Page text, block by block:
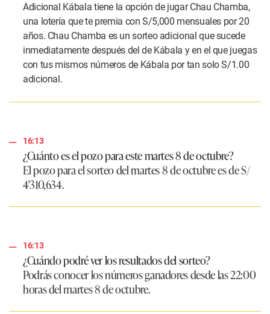
Adicional Kábala tiene la opción de jugar Chau Chamba,
una lotería que te premia con S/5,000 mensuales por 20
años. Chau Chamba es un sorteo adicional que sucede
inmediatamente después del de Kábala y en el que juegas
con tus mismos números de Kábala por tan solo S/1.00
adicional.
16:13
¿Cuánto es el pozo para este martes 8 de octubre?
El pozo para el sorteo del martes 8 de octubre es de S/
4'310,634.
16:13
¿Cuándo podré ver los resultados del sorteo?
Podrás conocer los números ganadores desde las 22:00
horas del martes 8 de octubre.